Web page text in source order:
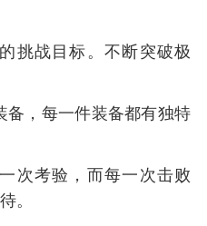
挑战目标。不断突破极
备，每一件装备都有独特
次考验，而每一次击败
。